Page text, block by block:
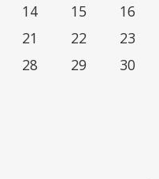
14 15
16
21 22
23
28 29
30